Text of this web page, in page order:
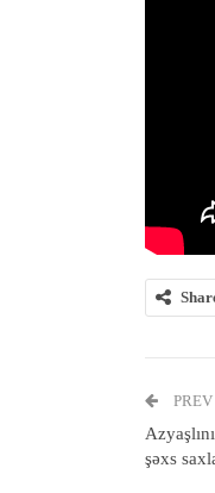
PREV
şəxs